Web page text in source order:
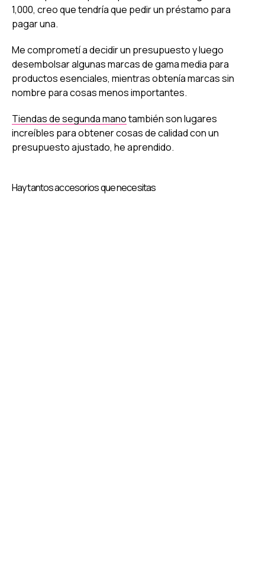
1,000, creo que tendría que pedir un préstamo para
pagar una.
Me comprometí a decidir un presupuesto y luego
desembolsar algunas marcas de gama media para
productos esenciales, mientras obtenía marcas sin
nombre para cosas menos importantes.
Tiendas de segunda manotambién son lugares
increíbles para obtener cosas de calidad con un
presupuesto ajustado, he aprendido.
Hay tantos accesorios que necesitas